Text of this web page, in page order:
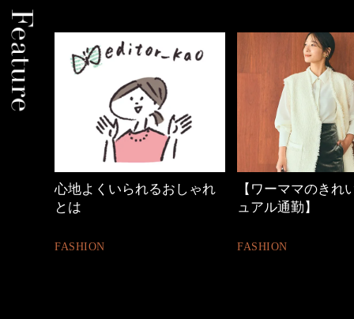
心地よくいられるおしゃれ
とは
FASHION
【ワーママのきれ
ュアル通勤】
FASHION